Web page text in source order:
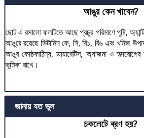
আঙুর কেন খাবেন?
ছোট এ রসালো ফলটিতে আছে প্রচুর পরিমাণে পুষ্টি,
আঙুরে রয়েছে ভিটামিন কে, সি, বি১, বি৬ এবং খনিজ
আঙুর কোষ্ঠকাঠিন্য, ডায়াবেটিস, অ্যাজমা ও
ভূমিকা রাখে।
জানায় যত ভুল
চকলেটে ব্রণ হয়?